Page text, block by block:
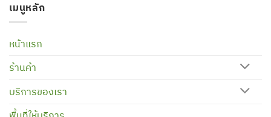
เมนูหลัก
หน้าแรก
ร้านค้า
บริการของเรา